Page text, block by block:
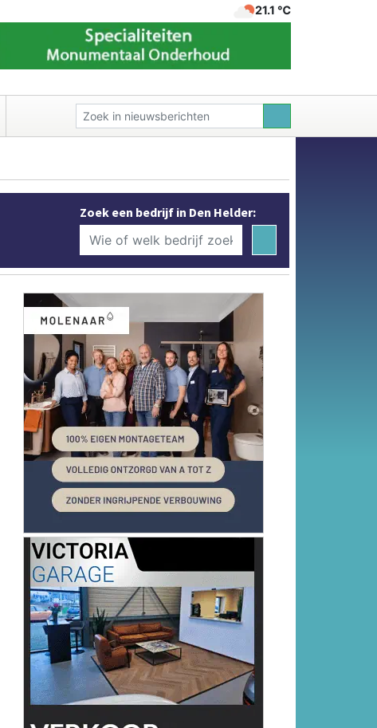
21.1 ℃
Zoek een bedrijf in Den Helder: